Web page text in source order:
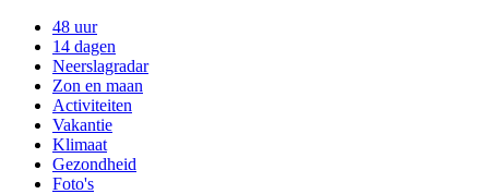
48 uur
14 dagen
Neerslagradar
Zon en maan
Activiteiten
Vakantie
Klimaat
Gezondheid
Foto's